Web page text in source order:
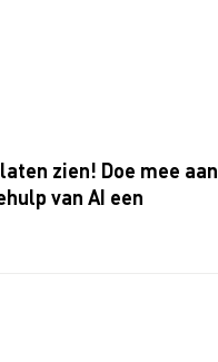
zien! Doe mee aan
van AI een